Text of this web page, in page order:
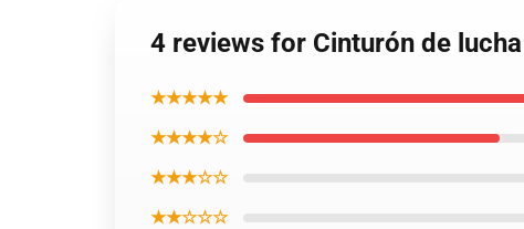
4 reviews for Cinturón de
★★★★★
★★★★☆
★★★☆☆
★★☆☆☆